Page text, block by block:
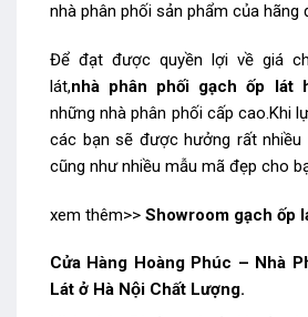
nhà phân phối sản phẩm của hãng
Để đạt được quyền lợi về giá
lát,nhà phân phối gạch ốp lát
những nhà phân phối cấp cao.Khi
các bạn sẽ được hưởng rất nhiều
cũng như nhiều mẫu mã đẹp cho
xem thêm>> Showroom gạch ốp
Cửa Hàng Hoàng Phúc – Nhà
Lát ở Hà Nội Chất Lượng.